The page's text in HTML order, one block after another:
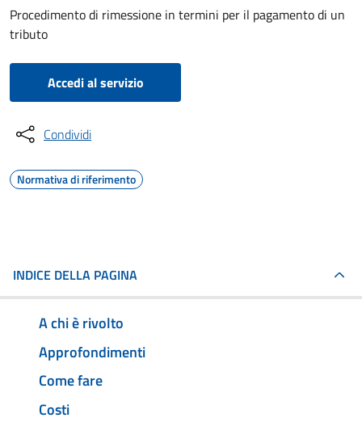
Procedimento di rimessione in termini per il pagamento di un
tributo
Accedi al servizio
Condividi
Normativa di riferimento
INDICE DELLA PAGINA
A chi è rivolto
Approfondimenti
Come fare
Costi